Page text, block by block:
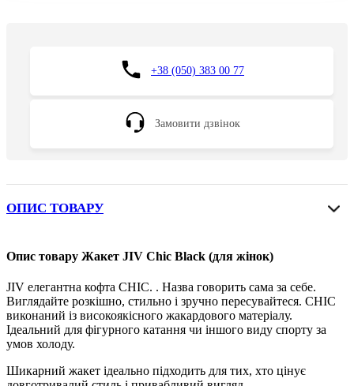
+38 (050) 383 00 77
Замовити дзвінок
ОПИС ТОВАРУ
Опис товару Жакет JIV Chic Black (для жінок)
JIV елегантна кофта CHIC. . Назва говорить сама за себе.
Виглядайте розкішно, стильно і зручно пересувайтеся. CHIC
виконаний із високоякісного жакардового матеріалу.
Ідеальний для фігурного катання чи іншого виду спорту за
умов холоду.
Шикарний жакет ідеально підходить для тих, хто цінує